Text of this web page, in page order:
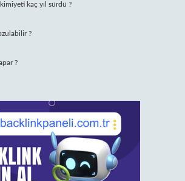
kaç yıl sürdü ?
?
?